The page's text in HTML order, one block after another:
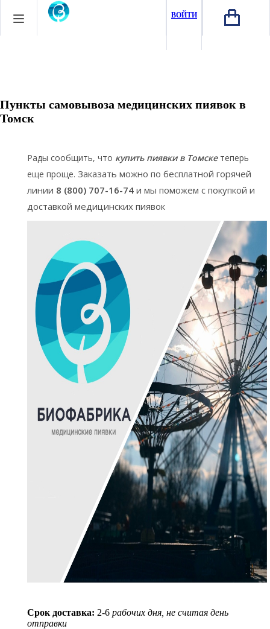
ВОЙТИ
Пункты самовывоза медицинских пиявок в
Томск
Рады сообщить, что купить пиявки в Томске теперь
еще проще. Заказать можно по бесплатной горячей
линии 8 (800) 707-16-74 и мы поможем с покупкой и
доставкой медицинских пиявок
Срок доставка: 2-6 рабочих дня, не считая день
отправки